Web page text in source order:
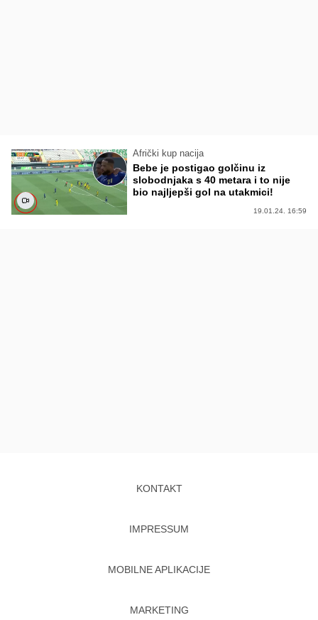
Afrički kup nacija
Bebe je postigao golčinu iz
slobodnjaka s 40 metara i to nije
bio najljepši gol na utakmici!
19.01.24. 16:59
KONTAKT
IMPRESSUM
MOBILNE APLIKACIJE
MARKETING